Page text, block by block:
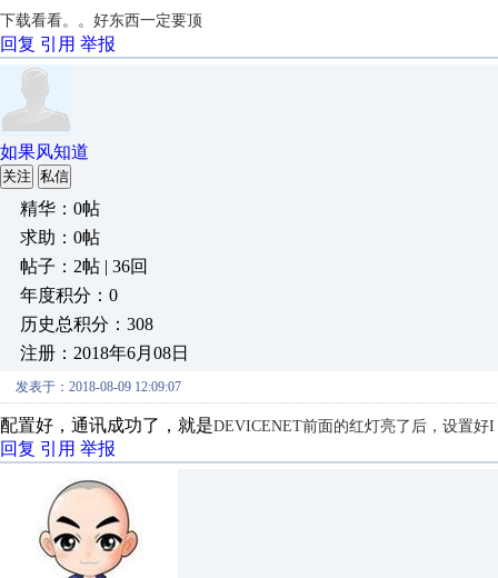
下载看看。。好东西一定要顶
回复 引用 举报
如果风知道
关注 私信
精华：0帖
求助：0帖
帖子：2帖 | 36回
年度积分：0
历史总积分：308
注册：2018年6月08日
发表于：2018-08-09 12:09:07
配置好，通讯成功了，就是DEVICENET前面的红灯亮了后，设置
回复 引用 举报